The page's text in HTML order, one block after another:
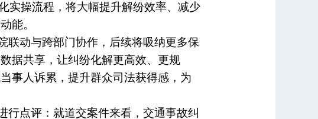
实操流程，将大幅提升解纷效率、减少
能。
联动与跨部门协作，后续将吸纳更多保
据共享，让纠纷化解更高效、更规
事人诉累，提升群众司法获得感，为
行点评：就道交案件来看，交通事故纠